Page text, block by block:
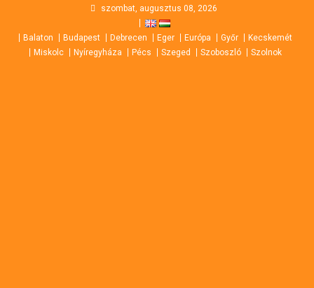
content
szombat, augusztus 08, 2026
Balaton Budapest Debrecen Eger Európa Győr
Kecskemét
Miskolc
Nyíregyháza Pécs Szeged Szoboszló Szolnok